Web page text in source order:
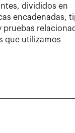
divididos en
encadenadas,
que utilizamos